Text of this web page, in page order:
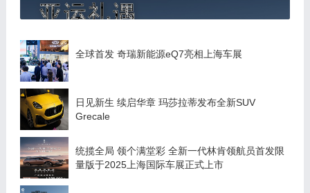
全球首发 奇瑞新能源eQ7亮相上海车展
日见新生 续启华章 玛莎拉蒂发布全新SUV
Grecale
统揽全局 领个满堂彩 全新一代林肯领航员首发限
量版于2025上海国际车展正式上市